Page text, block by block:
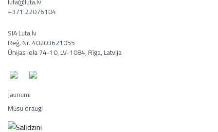
+371 22076104
SIA Luta.lv
Reģ. Nr. 40203621055
Ūnijas iela 74-10, LV-1084, Rīga, Latvija
Jaunumi
Mūsu draugi